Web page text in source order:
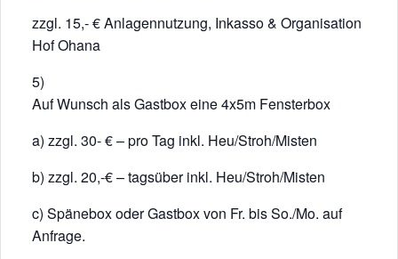
zzgl. 15,- € Anlagennutzung, Inkasso & Organisation
Hof Ohana
5)
Auf Wunsch als Gastbox eine 4x5m Fensterbox
a) zzgl. 30- € – pro Tag inkl. Heu/Stroh/Misten
b) zzgl. 20,-€ – tagsüber inkl. Heu/Stroh/Misten
c) Spänebox oder Gastbox von Fr. bis So./Mo. auf
Anfrage.